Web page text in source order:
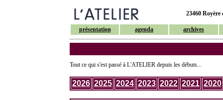
23460 Royère
présentation agenda archives
Tout ce qui s'est passé à L'ATELIER depuis les débuts...
2026 2025 2024 2023 2022 2021 2020